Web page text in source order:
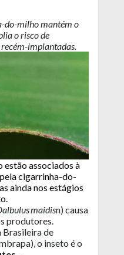
do-milho mantém o
o risco de
implantadas.
estão associados à
cigarrinha-do-
ainda nos estágios
maidisn) causa
produtores.
Brasileira de
o inseto é o